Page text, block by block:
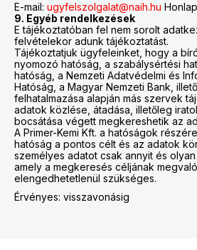
E-mail: ugyfelszolgalat@naih.hu
9. Egyéb rendelkezések
E tájékoztatóban fel nem sorolt
felvételekor adunk tájékoztatást.
Tájékoztatjuk ügyfeleinket, hogy a
nyomozó hatóság, a szabálysértési
hatóság, a Nemzeti Adatvédelmi és
Hatóság, a Magyar Nemzeti Bank,
felhatalmazása alapján más szervek
adatok közlése, átadása, illetőleg
bocsátása végett megkereshetik az
A Primer-Kemi Kft. a hatóságok
hatóság a pontos célt és az adatok
személyes adatot csak annyit és
amely a megkeresés céljának
elengedhetetlenül szükséges.
Érvényes: visszavonásig